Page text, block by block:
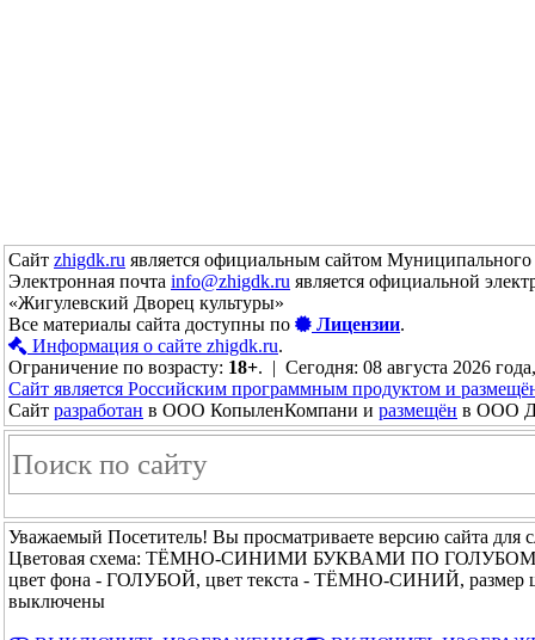
Сайт zhigdk.ru является официальным сайтом
Электронная почта info@zhigdk.ru является официальной
«Жигулевский Дворец культуры»
Все материалы сайта доступны по
Лицензии.
Информация о сайте zhigdk.ru.
Ограничение по возрасту: 18+. | Сегодня: 08 августа 2026
Сайт является Российским программным продуктом и
Сайт разработан в ООО КопыленКомпани и размещён в ООО
Уважаемый Посетитель! Вы просматриваете версию сайта для
Цветовая схема: ТЁМНО-СИНИМИ БУКВАМИ ПО
цвет фона - ГОЛУБОЙ, цвет текста - ТЁМНО-СИНИЙ,
выключены